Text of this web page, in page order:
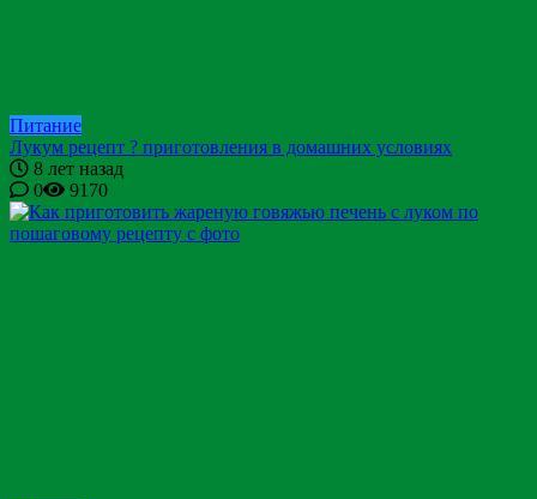
Питание
Лукум рецепт ? приготовления в домашних условиях
8 лет назад
0
9170